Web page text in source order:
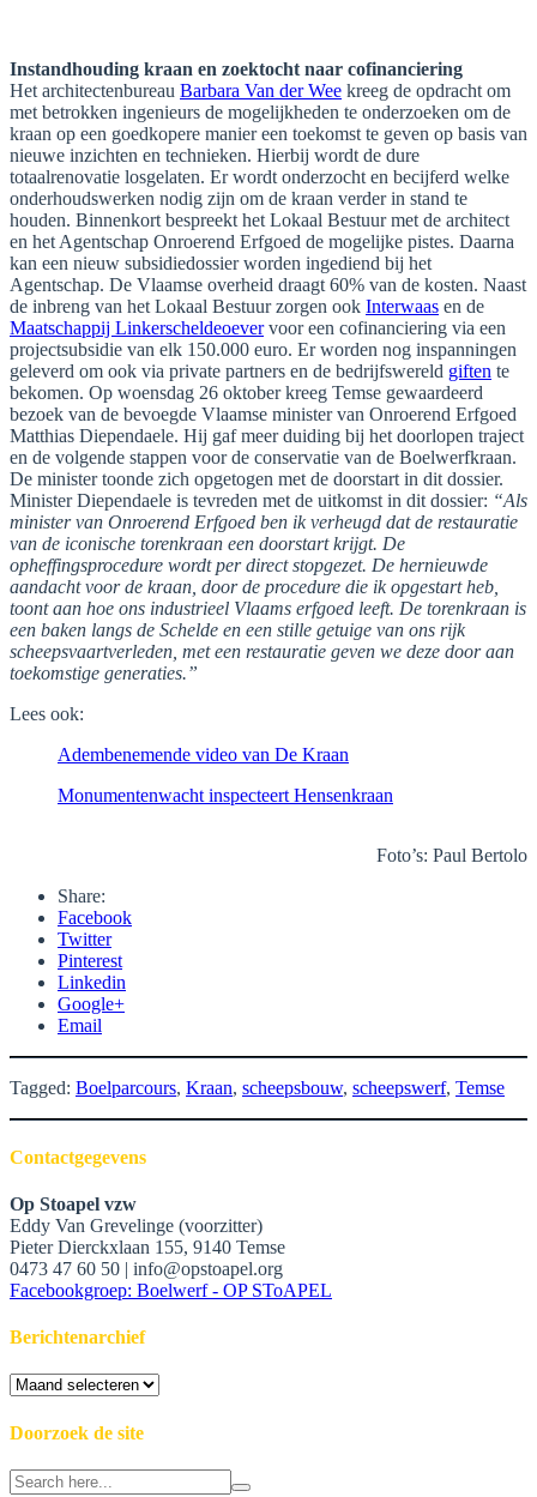
Instandhouding kraan en zoektocht naar cofinanciering
Het architectenbureau Barbara Van der Wee kreeg de opdracht om
met betrokken ingenieurs de mogelijkheden te onderzoeken om de
kraan op een goedkopere manier een toekomst te geven op basis van
nieuwe inzichten en technieken. Hierbij wordt de dure
totaalrenovatie losgelaten. Er wordt onderzocht en becijferd welke
onderhoudswerken nodig zijn om de kraan verder in stand te
houden. Binnenkort bespreekt het Lokaal Bestuur met de architect
en het Agentschap Onroerend Erfgoed de mogelijke pistes. Daarna
kan een nieuw subsidiedossier worden ingediend bij het
Agentschap. De Vlaamse overheid draagt 60% van de kosten. Naast
de inbreng van het Lokaal Bestuur zorgen ook Interwaas en de
Maatschappij Linkerscheldeoevervoor een cofinanciering via een
projectsubsidie van elk 150.000 euro. Er worden nog inspanningen
geleverd om ook via private partners en de bedrijfswereld giften te
bekomen. Op woensdag 26 oktober kreeg Temse gewaardeerd
bezoek van de bevoegde Vlaamse minister van Onroerend Erfgoed
Matthias Diependaele. Hij gaf meer duiding bij het doorlopen traject
en de volgende stappen voor de conservatie van de Boelwerfkraan.
De minister toonde zich opgetogen met de doorstart in dit dossier.
Minister Diependaele is tevreden met de uitkomst in dit dossier: “Als
minister van Onroerend Erfgoed ben ik verheugd dat de restauratie
van de iconische torenkraan een doorstart krijgt. De
opheffingsprocedure wordt per direct stopgezet. De hernieuwde
aandacht voor de kraan, door de procedure die ik opgestart heb,
toont aan hoe ons industrieel Vlaams erfgoed leeft. De torenkraan is
een baken langs de Schelde en een stille getuige van ons rijk
scheepsvaartverleden, met een restauratie geven we deze door aan
toekomstige generaties.”
Lees ook:
Adembenemende video van De Kraan
Monumentenwacht inspecteert Hensenkraan
Foto’s: Paul Bertolo
Share:
Facebook
Twitter
Pinterest
Linkedin
Google+
Email
Tagged: Boelparcours, Kraan, scheepsbouw, scheepswerf, Temse
Contactgegevens
Op Stoapel vzw
Eddy Van Grevelinge (voorzitter)
Pieter Dierckxlaan 155, 9140 Temse
0473 47 60 50 | info@opstoapel.org
Facebookgroep: Boelwerf - OP SToAPEL
Berichtenarchief
Berichtenarchief
Doorzoek de site
Search